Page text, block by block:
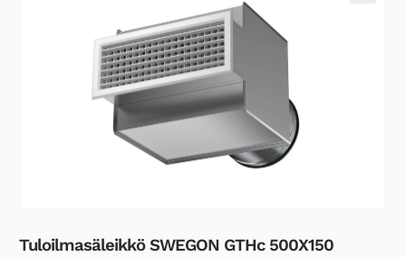
Tuloilmasäleikkö SWEGON GTHc 500X150